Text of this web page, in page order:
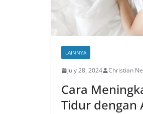
LAINNYA
July 28, 2024 Christian
Cara
Tidur dengan